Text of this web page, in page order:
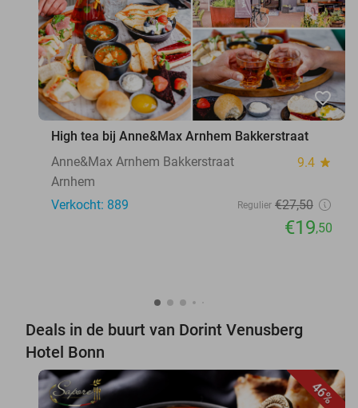
favorite_border
High tea bij Anne&Max Arnhem Bakkerstraat
Anne&Max Arnhem Bakkerstraat
9.4 star
Arnhem
Verkocht: 889
Regulier €27,50
€19,50
Deals in de buurt van Dorint Venusberg
Hotel Bonn
46%